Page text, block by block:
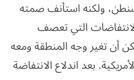
ولكنه استأنف صمته
التي تعصف
أن تغير وجه المنطقة ومعه
بعد اندلاع الانتفاضة